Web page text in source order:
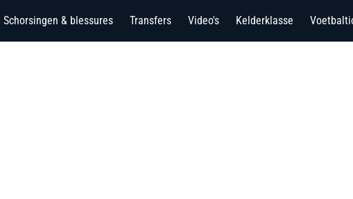
Schorsingen & blessures Transfers Video's Kelderklasse